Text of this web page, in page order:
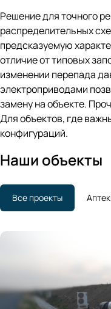
Решение для точного
распределительных
предсказуемую
отличие от типовых
изменении перепада
электроприводами
замену на объекте.
Для объектов, где
конфигураций.
Наши объекты
Все проекты